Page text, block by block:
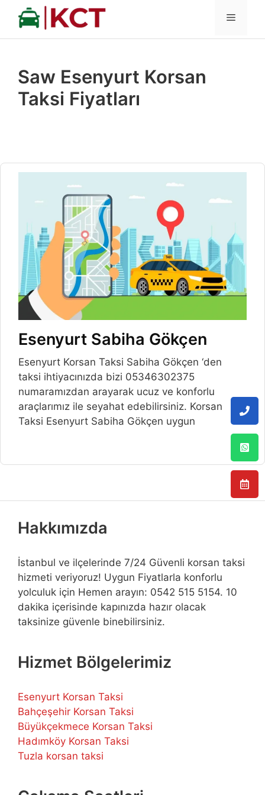
İçeriğe
MENÜ
Saw Esenyurt Korsan
Taksi Fiyatları
Esenyurt Sabiha Gökçen
Esenyurt Korsan Taksi Sabiha Gökçen ‘den
taksi ihtiyacınızda bizi 05346302375
numaramızdan arayarak ucuz ve konforlu
araçlarımız ile seyahat edebilirsiniz. Korsan
Taksi Esenyurt Sabiha Gökçen uygun
Hakkımızda
İstanbul ve ilçelerinde 7/24 Güvenli korsan taksi
hizmeti veriyoruz! Uygun Fiyatlarla konforlu
yolculuk için Hemen arayın: 0542 515 5154. 10
dakika içerisinde kapınızda hazır olacak
taksinize güvenle binebilirsiniz.
Hizmet Bölgelerimiz
Esenyurt Korsan Taksi
Bahçeşehir Korsan Taksi
Büyükçekmece Korsan Taksi
Hadımköy Korsan Taksi
Tuzla korsan taksi